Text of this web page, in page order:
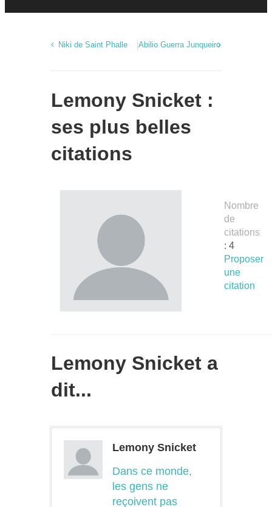
Niki de Saint Phalle Abilio Guerra Junqueiro
Lemony Snicket :
ses plus belles
citations
Nombre
de
citations
: 4
Proposer
une
citation
Lemony Snicket a
dit...
Lemony Snicket
Dans ce monde,
les gens ne
reçoivent pas